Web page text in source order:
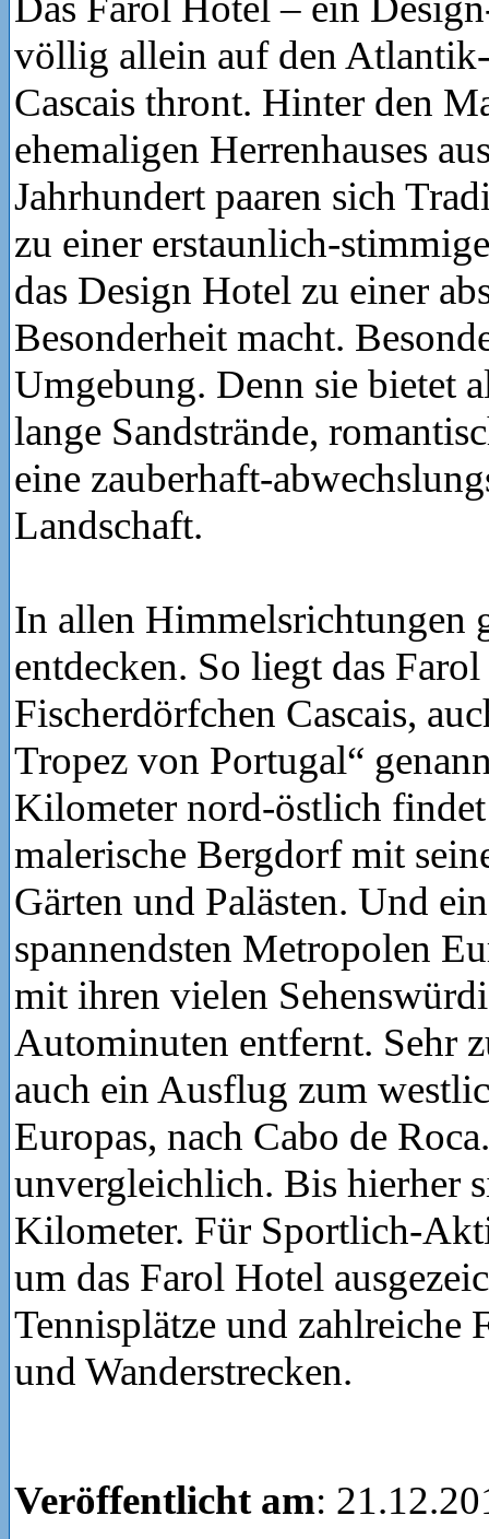
völlig allein auf den
Cascais thront. Hinter den
ehemaligen Herrenhauses
Jahrhundert paaren sich
zu einer erstaunlich-
das Design Hotel zu einer
Besonderheit macht.
Umgebung. Denn sie bietet
lange Sandstrände,
eine zauberhaft-
Landschaft.
In allen Himmelsrichtungen
entdecken. So liegt das
Fischerdörfchen Cascais,
Tropez von Portugal“
Kilometer nord-östlich
malerische Bergdorf mit
Gärten und Palästen. Und
spannendsten Metropolen
mit ihren vielen
Autominuten entfernt. Sehr
auch ein Ausflug zum
Europas, nach Cabo de
unvergleichlich. Bis hierher
Kilometer. Für Sportlich-
um das Farol Hotel
Tennisplätze und zahlreiche
und Wanderstrecken.
Veröffentlicht am: